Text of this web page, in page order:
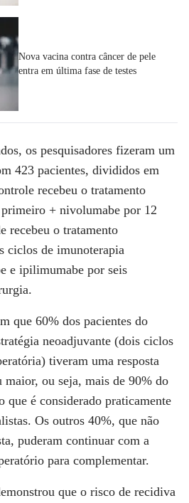
Nova vacina contra câncer de pele
entra em última fase de testes
os pesquisadores fizeram um
423 pacientes, divididos em
recebeu o tratamento
+ nivolumabe por 12
recebeu o tratamento
ciclos de imunoterapia
e ipilimumabe por seis
que 60% dos pacientes do
neoadjuvante (dois ciclos
tiveram uma resposta
ou seja, mais de 90% do
é considerado praticamente
Os outros 40%, que não
puderam continuar com a
para complementar.
que o risco de recidiva